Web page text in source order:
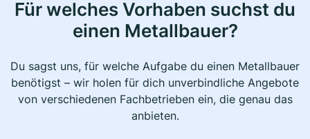
Für welches Vorhaben suchst du
einen Metallbauer?
Du sagst uns, für welche Aufgabe du einen Metallbauer
benötigst – wir holen für dich unverbindliche Angebote
von verschiedenen Fachbetrieben ein, die genau das
anbieten.